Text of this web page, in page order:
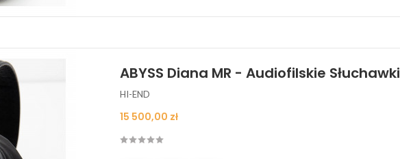
ABYSS Diana MR - Audiofilskie
HI-END
Cena
15 500,00 zł